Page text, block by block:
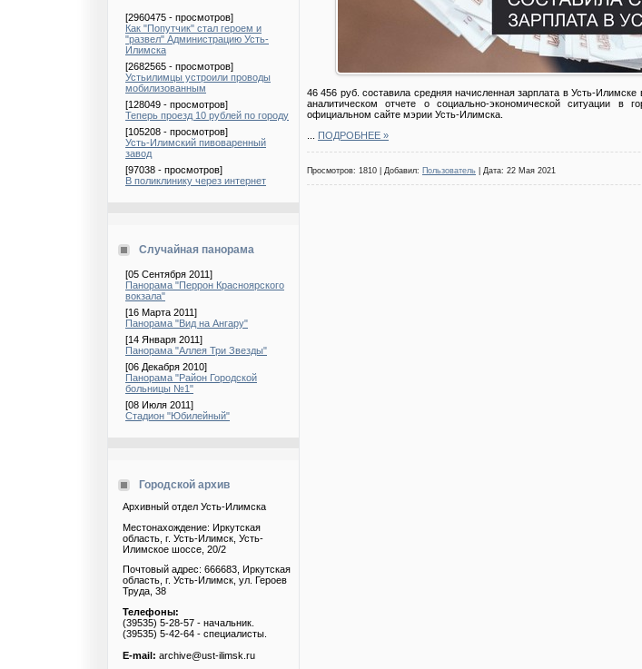
[2960475 - просмотров]
Как "Попутчик" стал героем и
"развел" Администрацию Усть-
Илимска
[2682565 - просмотров]
Устьилимцы устроили проводы
мобилизованным
[128049 - просмотров]
Теперь проезд 10 рублей по городу
[105208 - просмотров]
Усть-Илимский пивоваренный
завод
[97038 - просмотров]
В поликлинику через интернет
Случайная панорама
[05 Сентября 2011]
Панорама "Перрон Красноярского
вокзала"
[16 Марта 2011]
Панорама "Вид на Ангару"
[14 Января 2011]
Панорама "Аллея Три Звезды"
[06 Декабря 2010]
Панорама "Район Городской
больницы №1"
[08 Июля 2011]
Стадион "Юбилейный"
Городской архив
Архивный отдел Усть-Илимска
Местонахождение: Иркутская
область, г. Усть-Илимск, Усть-
Илимское шоссе, 20/2
Почтовый адрес: 666683, Иркутская
область, г. Усть-Илимск, ул. Героев
Труда, 38
Телефоны:
(39535) 5-28-57 - начальник.
(39535) 5-42-64 - специалисты.
E-mail: archive@ust-ilimsk.ru
46 456 руб. составила средняя начисленная зарплата в Усть-
аналитическом отчете о социально-экономической ситуации
официальном сайте мэрии Усть-Илимска.
ПОДРОБНЕЕ »
Просмотров: 1810 | Добавил: Пользователь | Дата: 22 Мая 2021